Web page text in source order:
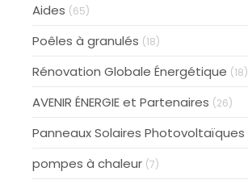
Aides (65)
Poêles à granulés (18)
Rénovation Globale Énergétique (18)
AVENIR ÉNERGIE et Partenaires (26)
Panneaux Solaires Photovoltaïques
pompes à chaleur (7)